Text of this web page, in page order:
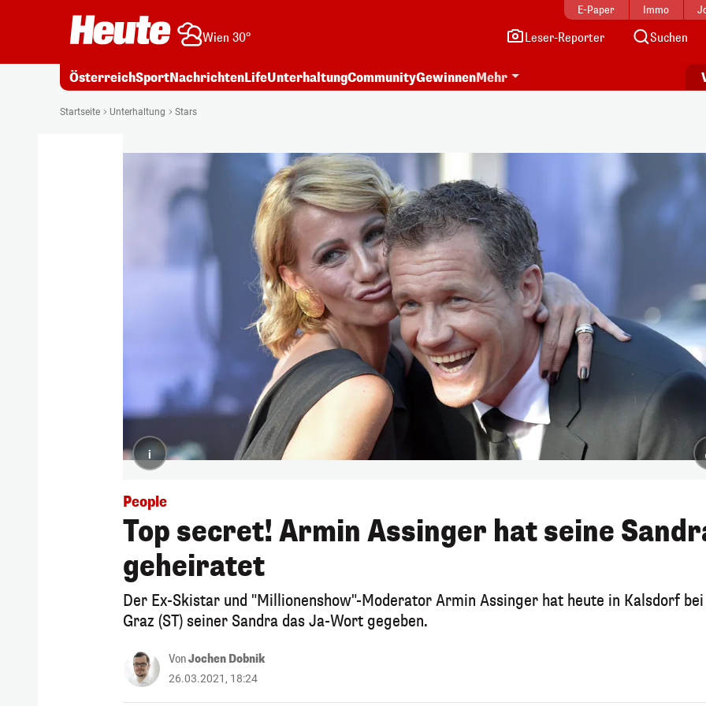
E-Paper Immo
Wien 30° Leser-Reporter Suchen
ÖsterreichSportNachrichtenLifeUnterhaltungCommunityGewinnenMehr
Startseite Unterhaltung Stars
i
People
Top secret! Armin Assinger hat seine
geheiratet
Der Ex-Skistar und "Millionenshow"-Moderator Armin Assinger hat heute in Kalsdorf bei
Graz (ST) seiner Sandra das Ja-Wort gegeben.
VonJochen Dobnik
26.03.2021, 18:24